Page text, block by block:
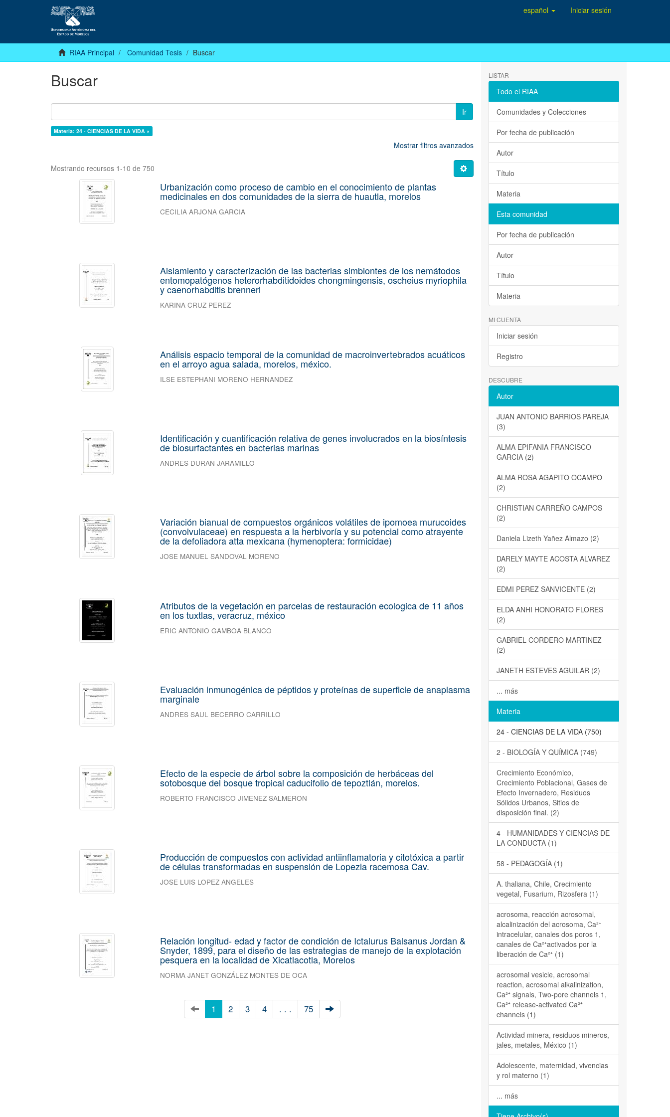
español Iniciar sesión
RIAA Principal Comunidad Tesis Buscar
Buscar
Ir
Materia: 24 - CIENCIAS DE LA VIDA ×
Mostrar filtros avanzados
Mostrando recursos 1-10 de 750
Urbanización como proceso de cambio en el conocimiento de plantas
medicinales en dos comunidades de la sierra de huautla, morelos
CECILIA ARJONA GARCIA
Aislamiento y caracterización de las bacterias simbiontes de los nemátodos
entomopatógenos heterorhabditidoides chongmingensis, oscheius myriophila
y caenorhabditis brenneri
KARINA CRUZ PEREZ
Análisis espacio temporal de la comunidad de macroinvertebrados acuáticos
en el arroyo agua salada, morelos, méxico.
ILSE ESTEPHANI MORENO HERNANDEZ
Identificación y cuantificación relativa de genes involucrados en la biosíntesis
de biosurfactantes en bacterias marinas
ANDRES DURAN JARAMILLO
Variación bianual de compuestos orgánicos volátiles de ipomoea murucoides
(convolvulaceae) en respuesta a la herbivoría y su potencial como atrayente
de la defoliadora atta mexicana (hymenoptera: formicidae)
JOSE MANUEL SANDOVAL MORENO
Atributos de la vegetación en parcelas de restauración ecologica de 11 años
en los tuxtlas, veracruz, méxico
ERIC ANTONIO GAMBOA BLANCO
Evaluación inmunogénica de péptidos y proteínas de superficie de anaplasma
marginale
ANDRES SAUL BECERRO CARRILLO
Efecto de la especie de árbol sobre la composición de herbáceas del
sotobosque del bosque tropical caducifolio de tepoztlán, morelos.
ROBERTO FRANCISCO JIMENEZ SALMERON
Producción de compuestos con actividad antiinflamatoria y citotóxica a partir
de células transformadas en suspensión de Lopezia racemosa Cav.
JOSE LUIS LOPEZ ANGELES
Relación longitud- edad y factor de condición de Ictalurus Balsanus Jordan &
Snyder, 1899, para el diseño de las estrategias de manejo de la explotación
pesquera en la localidad de Xicatlacotla, Morelos
NORMA JANET GONZÁLEZ MONTES DE OCA
1 2 3 4 . . . 75
LISTAR
Todo el RIAA
Comunidades y Colecciones
Por fecha de publicación
Autor
Título
Materia
Esta comunidad
Por fecha de publicación
Autor
Título
Materia
MI CUENTA
Iniciar sesión
Registro
DESCUBRE
Autor
JUAN ANTONIO BARRIOS PAREJA
(3)
ALMA EPIFANIA FRANCISCO
GARCIA (2)
ALMA ROSA AGAPITO OCAMPO
(2)
CHRISTIAN CARREÑO CAMPOS
(2)
Daniela Lizeth Yañez Almazo (2)
DARELY MAYTE ACOSTA ALVAREZ
(2)
EDMI PEREZ SANVICENTE (2)
ELDA ANHI HONORATO FLORES
(2)
GABRIEL CORDERO MARTINEZ
(2)
JANETH ESTEVES AGUILAR (2)
... más
Materia
24 - CIENCIAS DE LA VIDA (750)
2 - BIOLOGÍA Y QUÍMICA (749)
Crecimiento Económico,
Crecimiento Poblacional, Gases de
Efecto Invernadero, Residuos
Sólidos Urbanos, Sitios de
disposición final. (2)
4 - HUMANIDADES Y CIENCIAS DE
LA CONDUCTA (1)
58 - PEDAGOGÍA (1)
A. thaliana, Chile, Crecimiento
vegetal, Fusarium, Rizosfera (1)
acrosoma, reacción acrosomal,
alcalinización del acrosoma, Ca²⁺
intracelular, canales dos poros 1,
canales de Ca²⁺activados por la
liberación de Ca²⁺ (1)
acrosomal vesicle, acrosomal
reaction, acrosomal alkalinization,
Ca²⁺ signals, Two-pore channels 1,
Ca²⁺ release-activated Ca²⁺
channels (1)
Actividad minera, residuos mineros,
jales, metales, México (1)
Adolescente, maternidad, vivencias
y rol materno (1)
... más